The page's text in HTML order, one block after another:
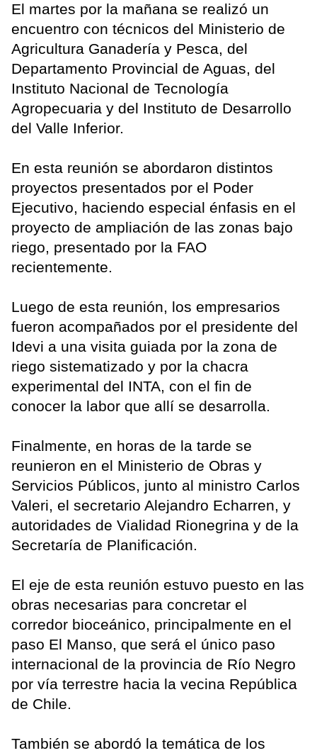
El martes por la mañana se realizó un
encuentro con técnicos del Ministerio de
Agricultura Ganadería y Pesca, del
Departamento Provincial de Aguas, del
Instituto Nacional de Tecnología
Agropecuaria y del Instituto de Desarrollo
del Valle Inferior.
En esta reunión se abordaron distintos
proyectos presentados por el Poder
Ejecutivo, haciendo especial énfasis en el
proyecto de ampliación de las zonas bajo
riego, presentado por la FAO
recientemente.
Luego de esta reunión, los empresarios
fueron acompañados por el presidente del
Idevi a una visita guiada por la zona de
riego sistematizado y por la chacra
experimental del INTA, con el fin de
conocer la labor que allí se desarrolla.
Finalmente, en horas de la tarde se
reunieron en el Ministerio de Obras y
Servicios Públicos, junto al ministro Carlos
Valeri, el secretario Alejandro Echarren, y
autoridades de Vialidad Rionegrina y de la
Secretaría de Planificación.
El eje de esta reunión estuvo puesto en las
obras necesarias para concretar el
corredor bioceánico, principalmente en el
paso El Manso, que será el único paso
internacional de la provincia de Río Negro
por vía terrestre hacia la vecina República
de Chile.
También se abordó la temática de los